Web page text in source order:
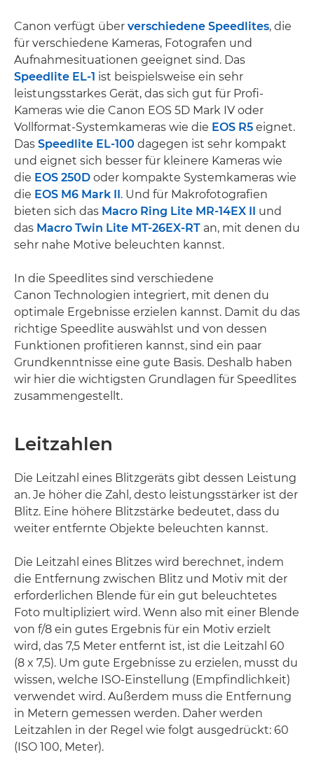
Canon verfügt über verschiedene Speedlites, die
für verschiedene Kameras, Fotografen und
Aufnahmesituationen geeignet sind. Das
Speedlite EL-1 ist beispielsweise ein sehr
leistungsstarkes Gerät, das sich gut für Profi-
Kameras wie die Canon EOS 5D Mark IV oder
Vollformat-Systemkameras wie die EOS R5 eignet.
Das Speedlite EL-100 dagegen ist sehr kompakt
und eignet sich besser für kleinere Kameras wie
die EOS 250D oder kompakte Systemkameras wie
die EOS M6 Mark II. Und für Makrofotografien
bieten sich das Macro Ring Lite MR-14EX II und
das Macro Twin Lite MT-26EX-RT an, mit denen du
sehr nahe Motive beleuchten kannst.
In die Speedlites sind verschiedene
Canon Technologien integriert, mit denen du
optimale Ergebnisse erzielen kannst. Damit du das
richtige Speedlite auswählst und von dessen
Funktionen profitieren kannst, sind ein paar
Grundkenntnisse eine gute Basis. Deshalb haben
wir hier die wichtigsten Grundlagen für Speedlites
zusammengestellt.
Leitzahlen
Die Leitzahl eines Blitzgeräts gibt dessen Leistung
an. Je höher die Zahl, desto leistungsstärker ist der
Blitz. Eine höhere Blitzstärke bedeutet, dass du
weiter entfernte Objekte beleuchten kannst.
Die Leitzahl eines Blitzes wird berechnet, indem
die Entfernung zwischen Blitz und Motiv mit der
erforderlichen Blende für ein gut beleuchtetes
Foto multipliziert wird. Wenn also mit einer Blende
von f/8 ein gutes Ergebnis für ein Motiv erzielt
wird, das 7,5 Meter entfernt ist, ist die Leitzahl 60
(8 x 7,5). Um gute Ergebnisse zu erzielen, musst du
wissen, welche ISO-Einstellung (Empfindlichkeit)
verwendet wird. Außerdem muss die Entfernung
in Metern gemessen werden. Daher werden
Leitzahlen in der Regel wie folgt ausgedrückt: 60
(ISO 100, Meter).